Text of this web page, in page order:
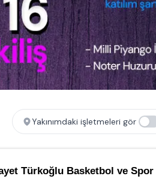
Yakınımdaki işletmeleri gör